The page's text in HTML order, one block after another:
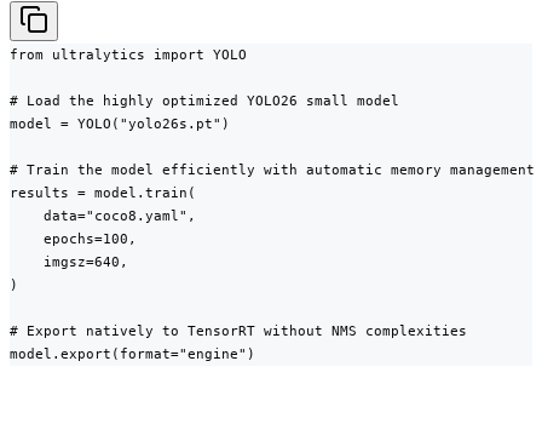
from ultralytics import YOLO
# Load the highly optimized YOLO26 small model
model = YOLO("yolo26s.pt")
# Train the model efficiently with automatic memory management
results = model.train(
    data="coco8.yaml",
    epochs=100,
    imgsz=640,
)
# Export natively to TensorRT without NMS complexities
model.export(format="engine")